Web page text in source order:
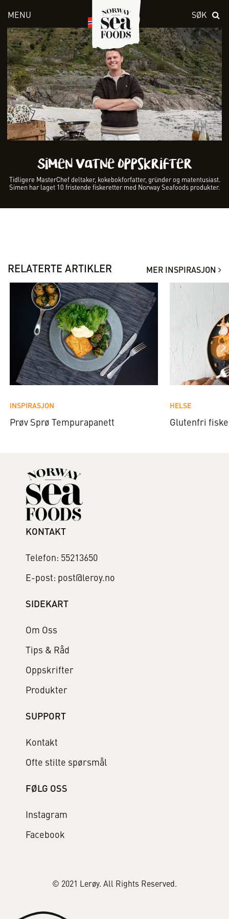
MENU SØK
Simen Vatne oppskrifter
Tidligere MasterChef deltaker, kokebokforfatter, gründer og matentusiast.
Simen har laget 10 fristende fiskeretter med Norway Seafoods produkter.
RELATERTE ARTIKLER MER INSPIRASJON
INSPIRASJON
Prøv Sprø Tempurapanett
HELSE
Glutenfri
KONTAKT
Telefon: 55213650
E-post: post@leroy.no
SIDEKART
Om Oss
Tips & Råd
Oppskrifter
Produkter
SUPPORT
Kontakt
Ofte stilte spørsmål
FØLG OSS
Instagram
Facebook
© 2021 Lerøy. All Rights Reserved.